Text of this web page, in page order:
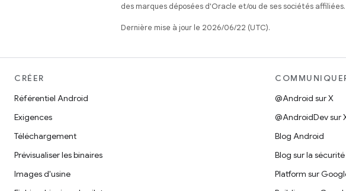
des marques déposées d'Oracle et/ou de ses sociétés affiliées.
Dernière mise à jour le 2026/06/22 (UTC).
CRÉER
Référentiel Android
Exigences
Téléchargement
Prévisualiser les binaires
Images d'usine
@Android sur X
@AndroidDev sur
Blog Android
Blog sur la
Platform sur